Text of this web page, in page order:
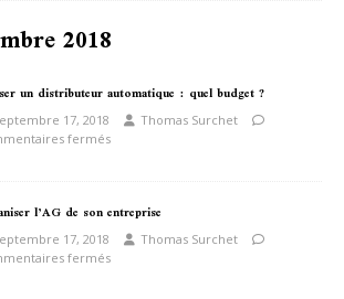
2018
un distributeur automatique : quel budget ?
17, 2018
Thomas Surchet
fermés
l’AG de son entreprise
17, 2018
Thomas Surchet
fermés